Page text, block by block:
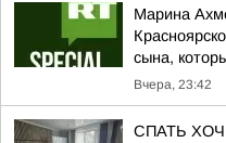
Марина
сына,
Вчера, 23:42
СПАТЬ